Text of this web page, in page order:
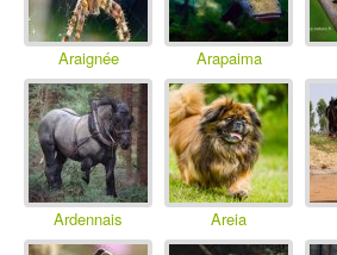
Araignée Arapaima
Ardennais Areia